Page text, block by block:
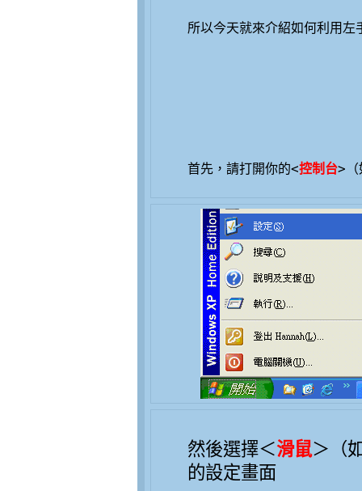
首先，請打開你的<控制台>（
然後選擇＜滑鼠＞（
的設定畫面